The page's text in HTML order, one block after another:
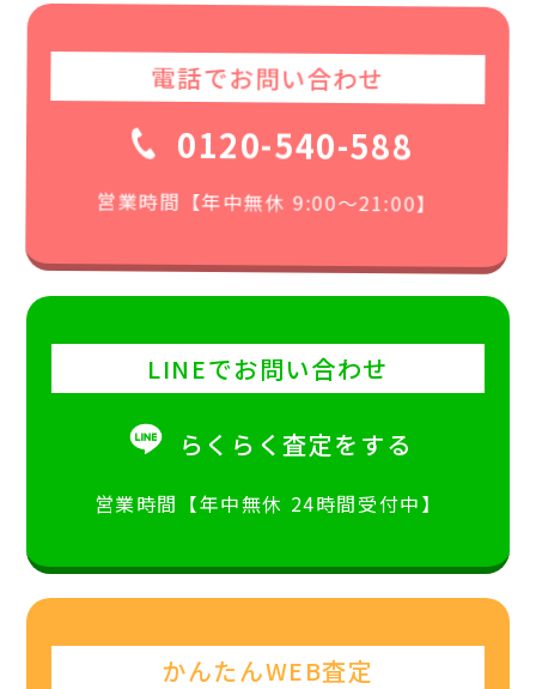
電話でお問い合わせ
0120-540-588
営業時間【年中無休 9:00〜21:00】
LINEでお問い合わせ
らくらく査定をする
営業時間【年中無休 24時間受付中】
かんたんWEB査定